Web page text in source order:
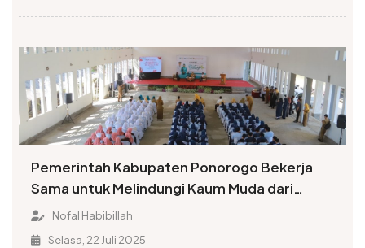
Pemerintah Kabupaten Ponorogo Bekerja
Sama untuk Melindungi Kaum Muda dari
Penyalahgunaan Narkoba
Nofal Habibillah
Selasa, 22 Juli 2025